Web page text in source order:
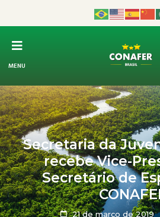
MENU
Secretaria da
recebe Vice-
Secretário de
21 de março de 2019